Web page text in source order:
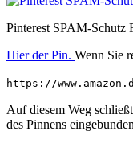
Pinterest SPAM-Schutz
Hier der Pin. Wenn Sie
https://
Auf diesem Weg
des Pinnens